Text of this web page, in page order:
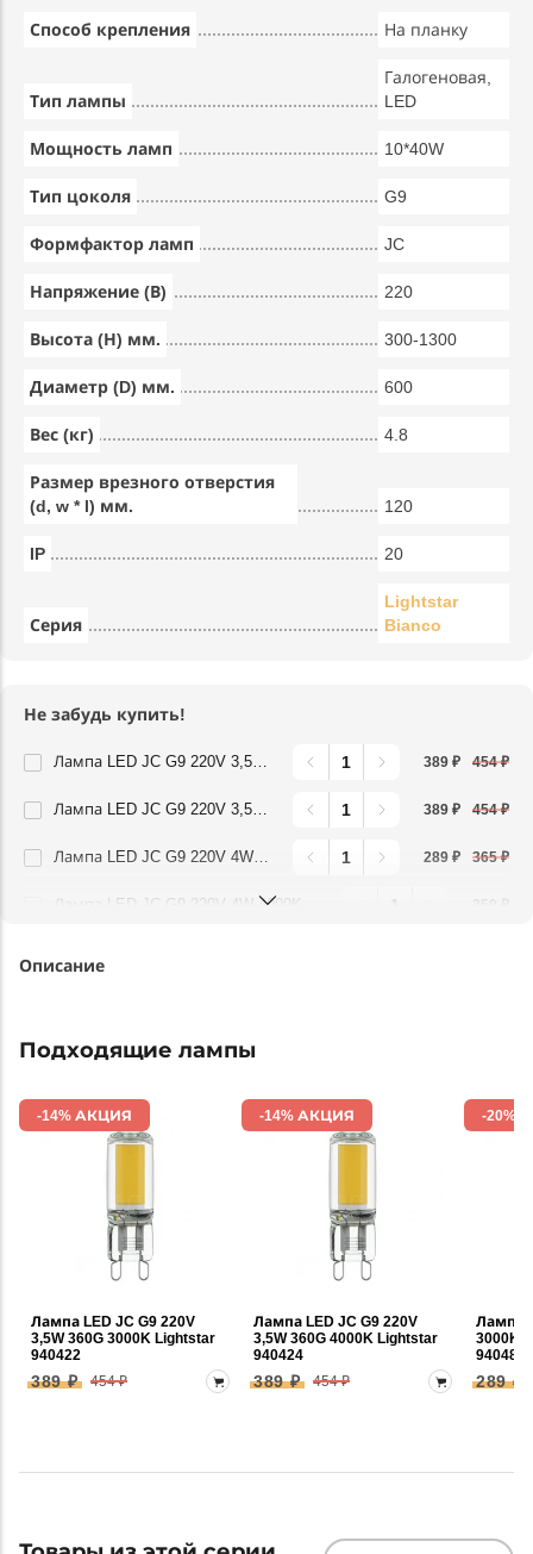
Способ крепления На планку
Тип лампы
Галогеновая,
LED
Мощность ламп 10*40W
Тип цоколя G9
Формфактор ламп JC
Напряжение (В) 220
Высота (Н) мм. 300-1300
Диаметр (D) мм. 600
Вес (кг) 4.8
Размер врезного отверстия
(d, w * l) мм.
120
IP 20
Серия
Lightstar
Bianco
Не забудь купить!
Лампа LED JC G9 220V 3,5W 360G 3000K Lightstar 940422 389 ₽ 454 ₽
Лампа LED JC G9 220V 3,5W 360G 4000K Lightstar 940424 389 ₽ 454 ₽
Лампа LED JC G9 220V 4W 3000K 360G FR Lightstar 940482 289 ₽ 365 ₽
Лампа LED JC G9 220V 4W 4000K 360G FR Lightstar 940484
Описание
Подходящие лампы
-14% АКЦИЯ
Лампа LED JC G9 220V
3,5W 360G 3000K Lightstar
940422
389 ₽ 454 ₽
-14% АКЦИЯ
Лампа LED JC G9 220V
3,5W 360G 4000K Lightstar
940424
389 ₽ 454 ₽
-20%
Лампа
3000K
940482
289 ₽